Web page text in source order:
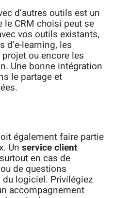
d’autres outils est un
le CRM choisi peut se
vos outils existants,
learning, les
ou encore les
Une bonne intégration
le partage et
également faire partie
Un service client
en cas de
de questions
logiciel. Privilégiez
accompagnement